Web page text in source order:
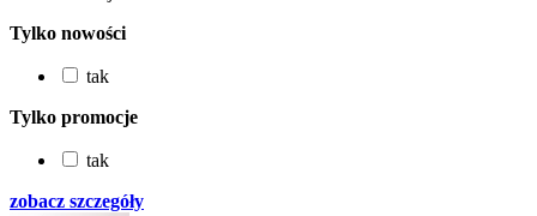
Tylko nowości
tak
Tylko promocje
tak
zobacz szczegóły